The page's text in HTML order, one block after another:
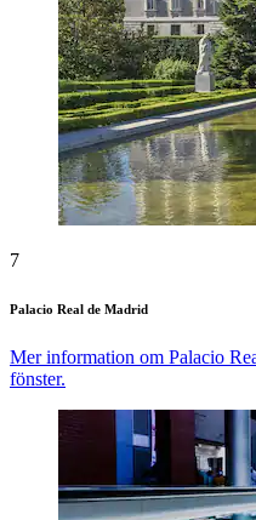
7
Palacio Real de Madrid
Mer information om Palacio
fönster.